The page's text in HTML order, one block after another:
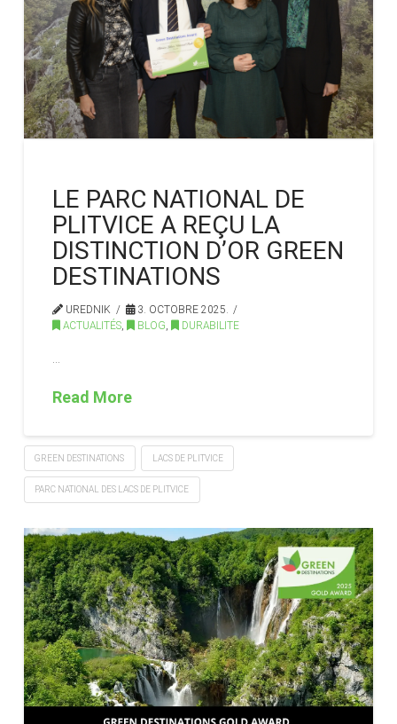
LE PARC NATIONAL DE
PLITVICE A REÇU LA
DISTINCTION D’OR GREEN
DESTINATIONS
UREDNIK
3. OCTOBRE 2025.
ACTUALITÉS
BLOG DURABILITE
Read More
GREEN DESTINATIONS LACS DE PLITVICE
PARC NATIONAL DES LACS DE PLITVICE